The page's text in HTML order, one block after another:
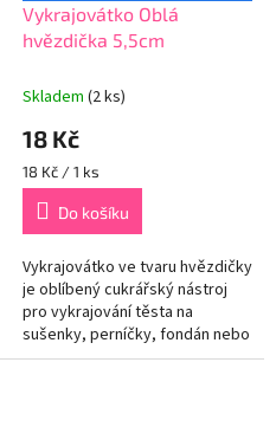
Vykrajovátko Oblá
hvězdička 5,5cm
Skladem (2 ks)
18 Kč
Měrná
cena:
18 Kč / 1 ks
Do košíku
Vykrajovátko ve tvaru hvězdičky
je oblíbený cukrářský nástroj
pro vykrajování těsta na
sušenky, perníčky, fondán nebo
jiné pečivo ve tvaru hvězdy. Je